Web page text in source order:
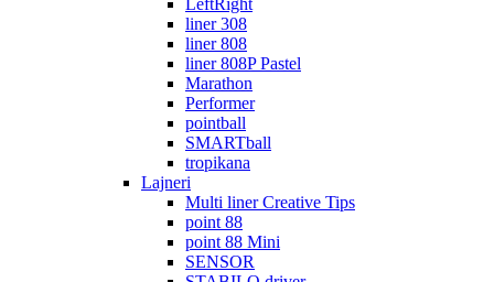
LeftRight
liner 308
liner 808
liner 808P Pastel
Marathon
Performer
pointball
SMARTball
tropikana
Lajneri
Multi liner Creative Tips
point 88
point 88 Mini
SENSOR